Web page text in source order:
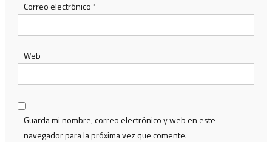
Correo electrónico *
Web
Guarda mi nombre, correo electrónico y web en este
navegador para la próxima vez que comente.